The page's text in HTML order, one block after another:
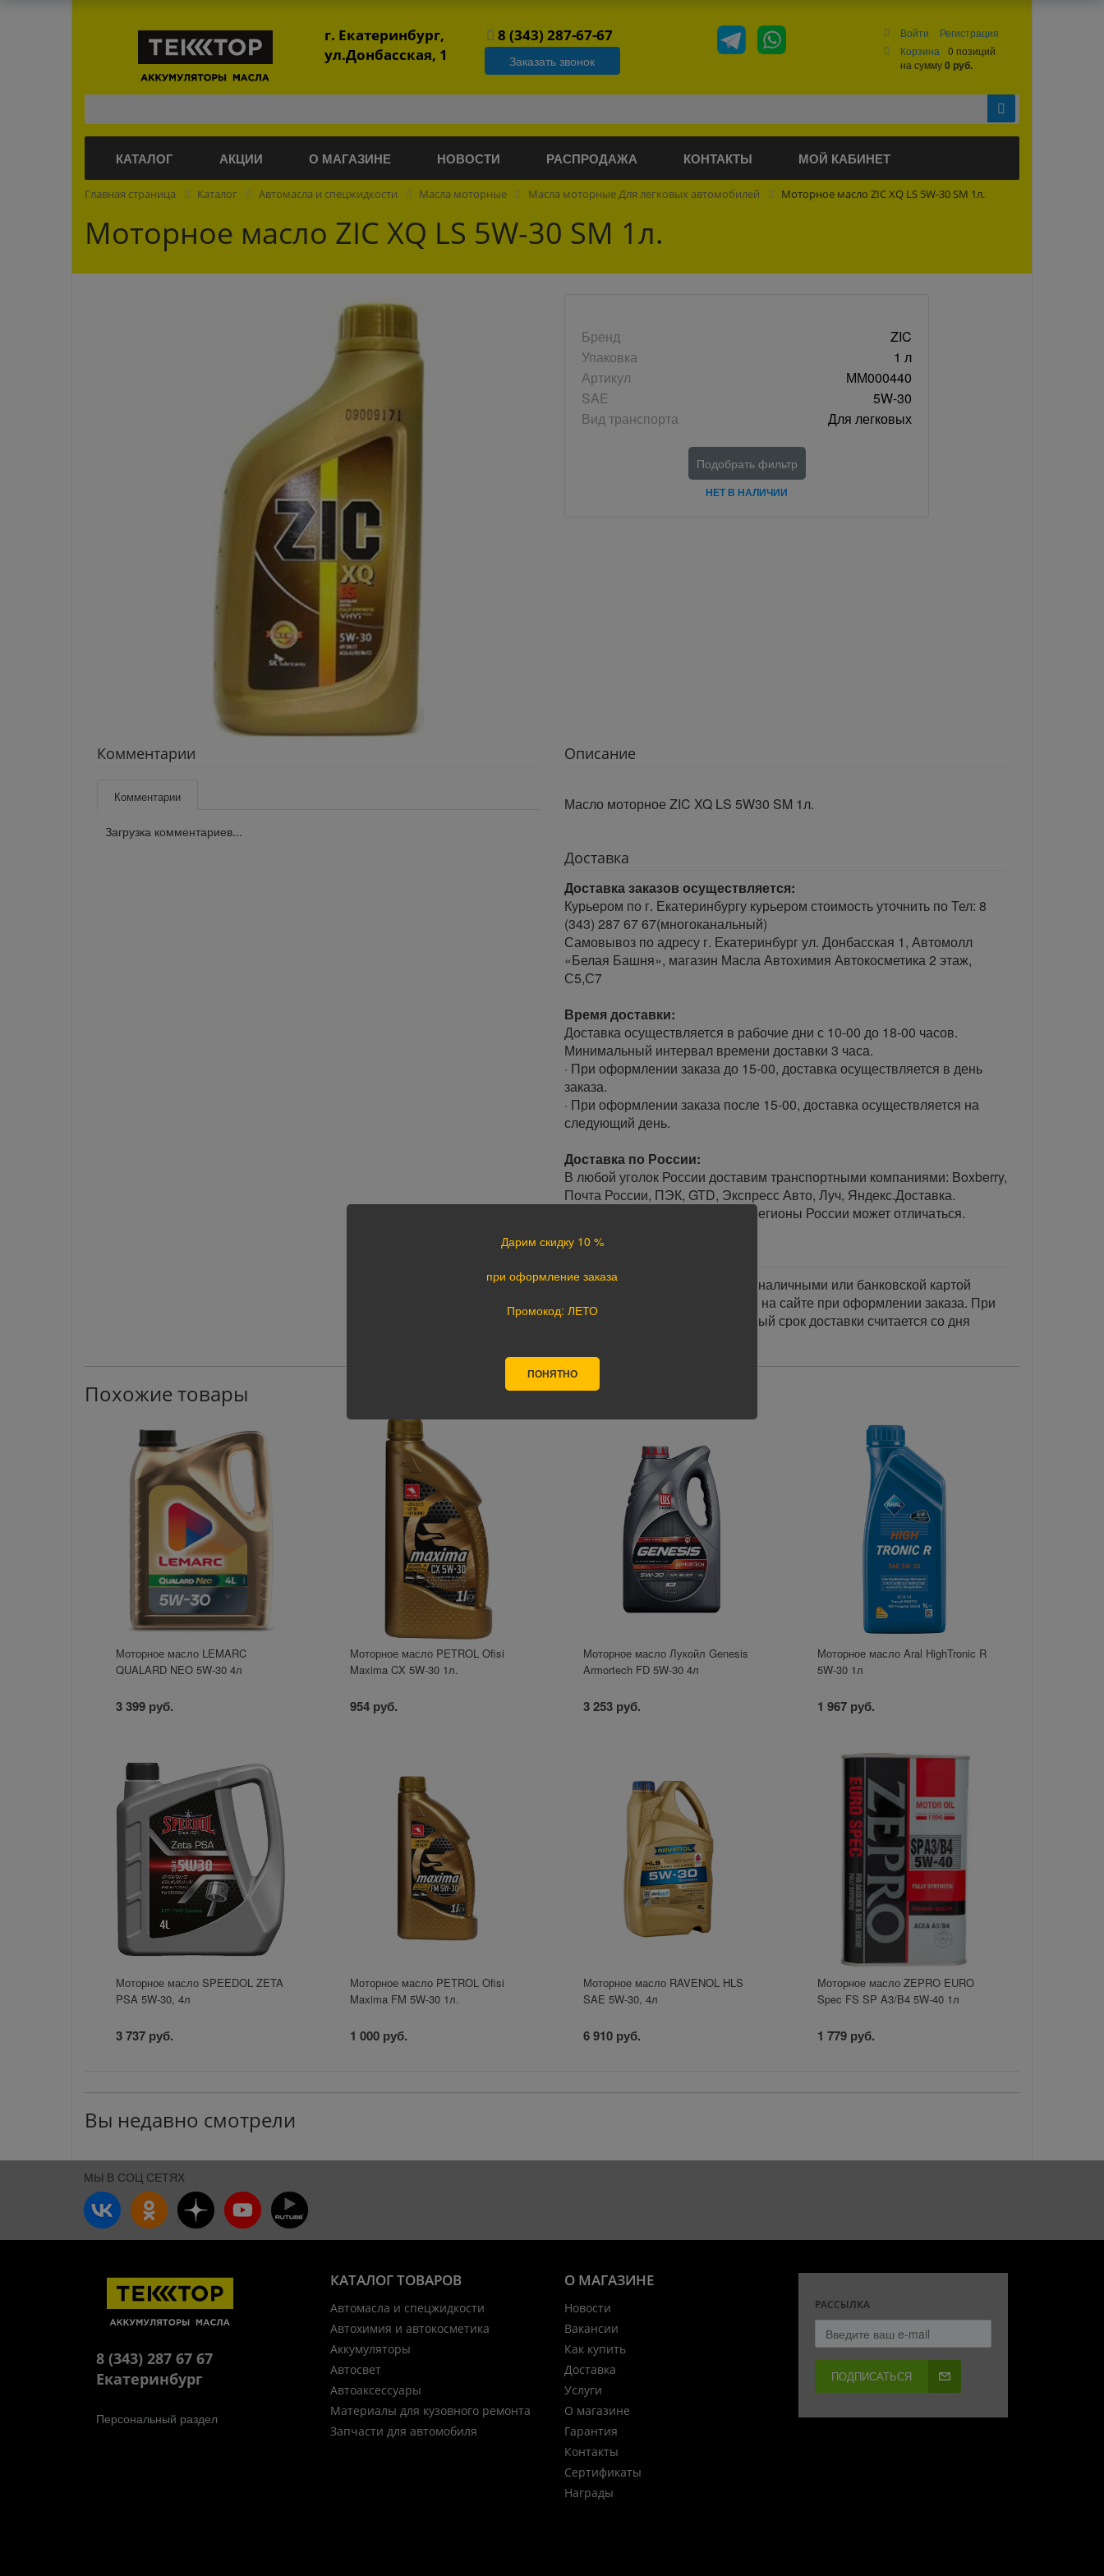
г. Екатеринбург,
ул.Донбасская, 1
8 (343) 287-67-67
Заказать звонок
Войти
Регистрация
Корзина
0 позиций
на сумму0 руб.
КАТАЛОГ АКЦИИ О МАГАЗИНЕ НОВОСТИ РАСПРОДАЖА КОНТАКТЫ МОЙ КАБИНЕТ
Главная страница Каталог Автомасла и спецжидкости Масла моторные Масла моторные Для легковых автомобилей Моторное масло ZIC XQ LS 5W-30 SM 1л.
Моторное масло ZIC XQ LS 5W-30 SM 1л.
Бренд
ZIC
Упаковка
1 л
Артикул
ММ000440
SAE
5W-30
Вид транспорта
Для легковых
Подобрать фильтр
НЕТ В НАЛИЧИИ
Комментарии
Комментарии
Загрузка комментариев...
Описание
Масло моторное ZIC XQ LS 5W30 SM 1л.
Доставка
Доставка заказов осуществляется:
Курьером по г. Екатеринбургу курьером стоимость уточнить по Тел: 8
(343) 287 67 67(многоканальный)
Самовывоз по адресу г. Екатеринбург ул. Донбасская 1, Автомолл
«Белая Башня», магазин Масла Автохимия Автокосметика 2 этаж,
С5,С7
Время доставки:
Доставка осуществляется в рабочие дни с 10-00 до 18-00 часов.
Минимальный интервал времени доставки 3 часа.
· При оформлении заказа до 15-00, доставка осуществляется в день
заказа.
· При оформлении заказа после 15-00, доставка осуществляется на
следующий день.
Доставка по России:
В любой уголок России доставим транспортными компаниями: Boxberry,
Почта России, ПЭК, GTD, Экспресс Авто, Луч, Яндекс.Доставка.
Стоимость доставки в разные регионы России может отличаться.
Оплата
Оплата заказа осуществляется наличными или банковской картой
курьеру при получении, а также на сайте при оформлении заказа. При
оплате картой на сайте указанный срок доставки считается со дня
Похожие товары
Моторное масло LEMARC
QUALARD NEO 5W-30 4л
3 399 руб.
Моторное масло PETROL Ofisi
Maxima CX 5W-30 1л.
954 руб.
Моторное масло Лукойл Genesis
Armortech FD 5W-30 4л
3 253 руб.
Моторное масло Aral HighTronic R
5W-30 1л
1 967 руб.
Моторное масло SPEEDOL ZETA
PSA 5W-30, 4л
3 737 руб.
Моторное масло PETROL Ofisi
Maxima FM 5W-30 1л.
1 000 руб.
Моторное масло RAVENOL HLS
SAE 5W-30, 4л
6 910 руб.
Моторное масло ZEPRO EURO
Spec FS SP A3/B4 5W-40 1л
1 779 руб.
Вы недавно смотрели
МЫ В СОЦ СЕТЯХ
О МАГАЗИНЕ
Новости
Вакансии
Как купить
Доставка
Услуги
О магазине
Гарантия
Контакты
Сертификаты
Награды
КАТАЛОГ ТОВАРОВ
Автомасла и спецжидкости
Автохимия и автокосметика
Аккумуляторы
Автосвет
Автоаксессуары
Материалы для кузовного ремонта
Запчасти для автомобиля
РАССЫЛКА
ПОДПИСАТЬСЯ
8 (343) 287 67 67
Екатеринбург
Персональный раздел
Дарим скидку 10 %
при оформление заказа
Промокод: ЛЕТО
ПОНЯТНО